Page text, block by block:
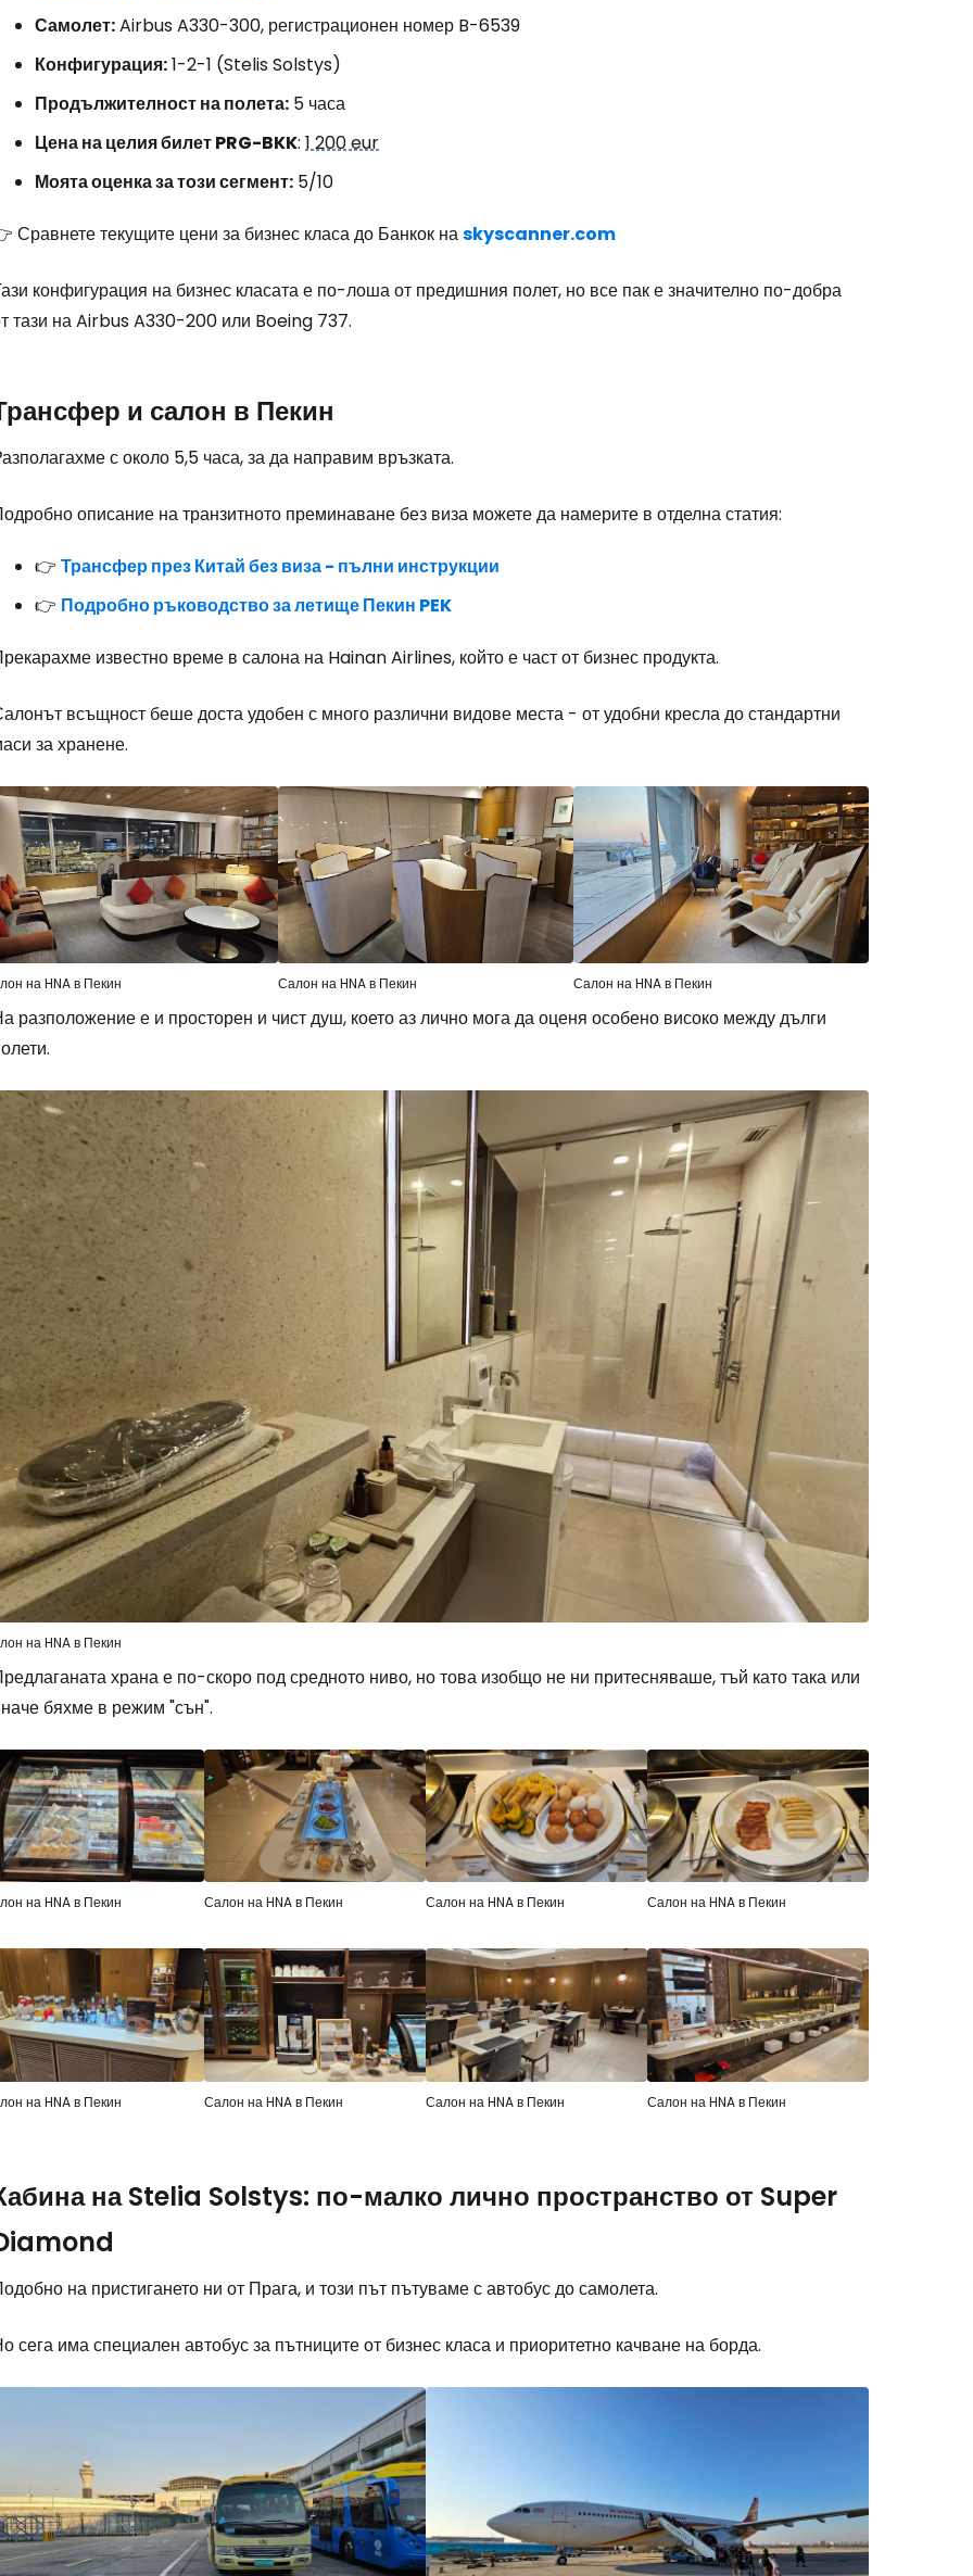
Самолет:Airbus A330-300, регистрационен номер B-6539
Конфигурация:1-2-1 (Stelis Solstys)
Продължителност на полета: 5 часа
Цена на целия билет PRG-BKK: 1 200 eur
Моята оценка за този сегмент: 5/10
Сравнете текущите цени за бизнес класа до Банкок наskyscanner.com
конфигурация на бизнес класата е по-лоша от предишния полет, но все пак е значително по-добра
тази на Airbus A330-200 или Boeing 737.
и салон в Пекин
с около 5,5 часа, за да направим връзката.
описание на транзитното преминаване без виза можете да намерите в отделна статия:
👉 Трансфер през Китай без виза - пълни инструкции
👉 Подробно ръководство за летище Пекин PEK
известно време в салона на Hainan Airlines, който е част от бизнес продукта.
всъщност беше доста удобен с много различни видове места - от удобни кресла до стандартни
за хранене.
на HNA в Пекин Салон на HNA в Пекин Салон на HNA в Пекин
разположение е и просторен и чист душ, което аз лично мога да оценя особено високо между дълги
на HNA в Пекин
храна е по-скоро под средното ниво, но това изобщо не ни притесняваше, тъй като така или
бяхме в режим "сън".
на HNA в Пекин Салон на HNA в Пекин Салон на HNA в Пекин Салон на HNA в Пекин
на HNA в Пекин Салон на HNA в Пекин Салон на HNA в Пекин Салон на HNA в Пекин
на Stelia Solstys: по-малко лично пространство от Super
на пристигането ни от Прага, и този път пътуваме с автобус до самолета.
сега има специален автобус за пътниците от бизнес класа и приоритетно качване на борда.
Влезте в Cestee
... световната общност на туристите
Продължете с Google
Продължете с Facebook